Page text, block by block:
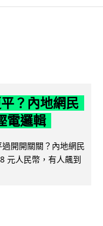
？內地網民
電邏輯
開開關關？內地網民
元人民幣，有人飆到